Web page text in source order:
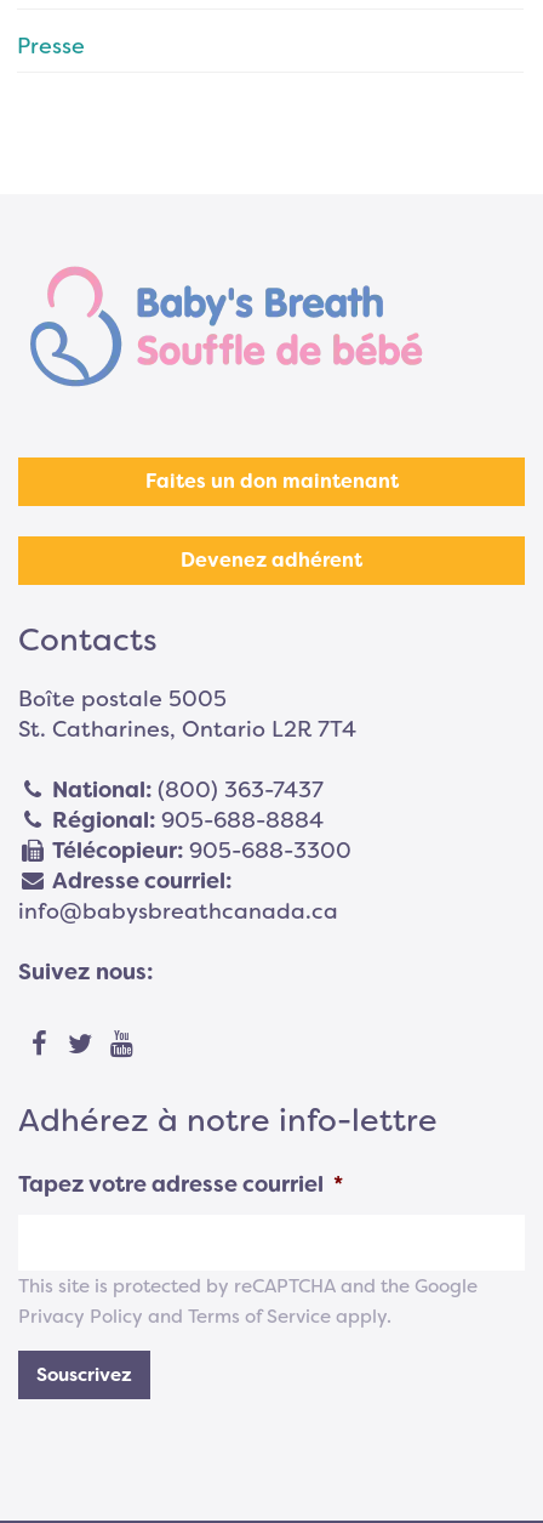
Presse
Faites un don maintenant
Devenez adhérent
Contacts
Boîte postale 5005
St. Catharines, Ontario L2R 7T4
National: (800) 363-7437
Régional: 905-688-8884
Télécopieur: 905-688-3300
Adresse courriel:
info@babysbreathcanada.ca
Suivez nous:
Adhérez à notre info-lettre
Tapez votre adresse courriel *
This site is protected by reCAPTCHA and the Google
Privacy Policy and Terms of Service apply.
Souscrivez